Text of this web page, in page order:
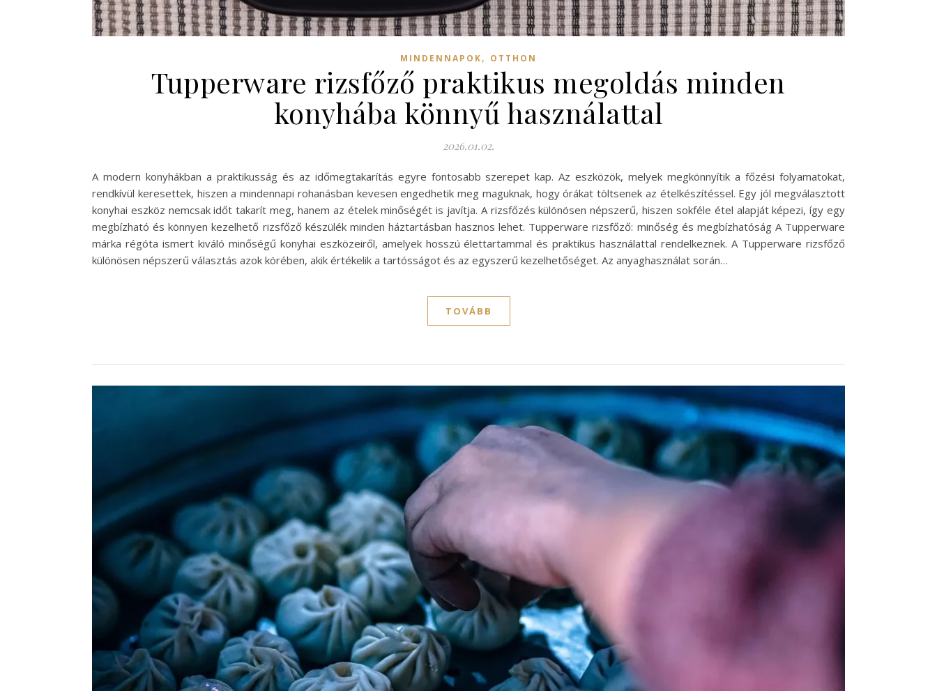
MINDENNAPOK, OTTHON
Tupperware rizsfőző praktikus megoldás minden
konyhába könnyű használattal
2026.01.02.
A modern konyhákban a praktikusság és az időmegtakarítás egyre fontosabb szerepet kap. Az eszközök, melyek megkönnyítik a főzési folyamatokat,
rendkívül keresettek, hiszen a mindennapi rohanásban kevesen engedhetik meg maguknak, hogy órákat töltsenek az ételkészítéssel. Egy jól megválasztott
konyhai eszköz nemcsak időt takarít meg, hanem az ételek minőségét is javítja. A rizsfőzés különösen népszerű, hiszen sokféle étel alapját képezi, így egy
megbízható és könnyen kezelhető rizsfőző készülék minden háztartásban hasznos lehet. Tupperware rizsfőző: minőség és megbízhatóság A Tupperware
márka régóta ismert kiváló minőségű konyhai eszközeiről, amelyek hosszú élettartammal és praktikus használattal rendelkeznek. A Tupperware rizsfőző
különösen népszerű választás azok körében, akik értékelik a tartósságot és az egyszerű kezelhetőséget. Az anyaghasználat során…
TOVÁBB